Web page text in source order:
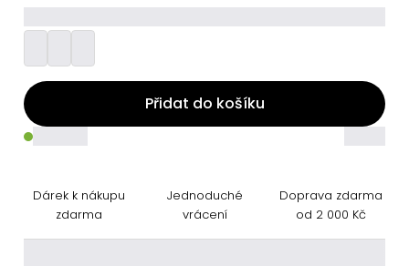
Přidat do košíku
Dárek k nákupu
zdarma
Jednoduché
vrácení
Doprava zdarma
od 2 000 Kč